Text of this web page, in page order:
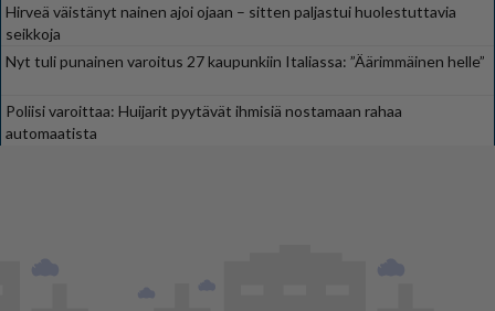
Hirveä väistänyt nainen ajoi ojaan – sitten paljastui huolestuttavia
seikkoja
Nyt tuli punainen varoitus 27 kaupunkiin Italiassa: ”Äärimmäinen helle”
Poliisi varoittaa: Huijarit pyytävät ihmisiä nostamaan rahaa
automaatista